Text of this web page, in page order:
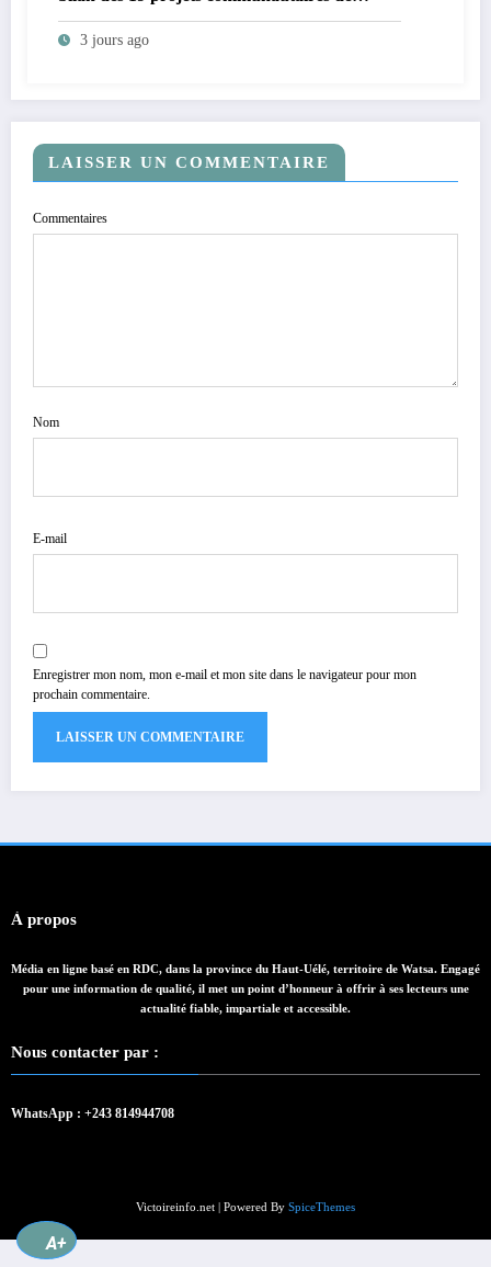
cahier de charge signé avec KGM S.A et
prépare le deuxième quinquennat
3 jours ago
LAISSER UN COMMENTAIRE
Commentaires
Nom
E-mail
Enregistrer mon nom, mon e-mail et mon site dans le navigateur pour mon
prochain commentaire.
À propos
Média en ligne basé en RDC, dans la province du Haut-Uélé, territoire de Watsa. Engagé
pour une information de qualité, il met un point d’honneur à offrir à ses lecteurs une
actualité fiable, impartiale et accessible.
Nous contacter par :
WhatsApp : +243 814944708
Victoireinfo.net | Powered By SpiceThemes
A+